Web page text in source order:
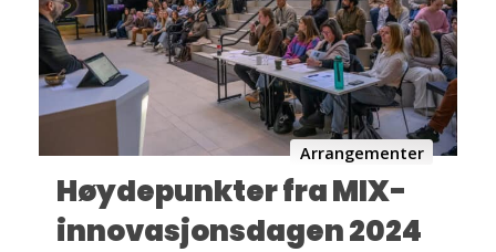
Arrangementer
Høydepunkter fra MIX-
innovasjonsdagen 2024